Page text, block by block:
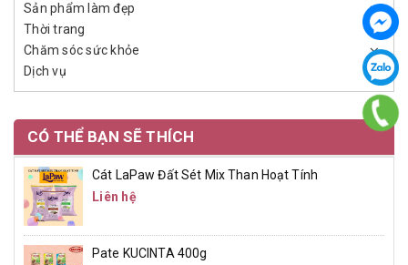
Sản phẩm làm đẹp
Thời trang
Chăm sóc sức khỏe
Dịch vụ
CÓ THỂ BẠN SẼ THÍCH
Cát LaPaw Đất Sét Mix Than Hoạt Tính
Liên hệ
Pate KUCINTA 400g